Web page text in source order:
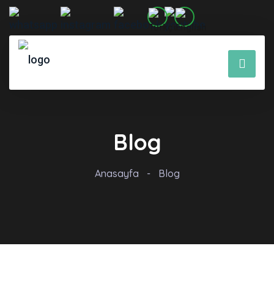
Blog
Anasayfa - Blog